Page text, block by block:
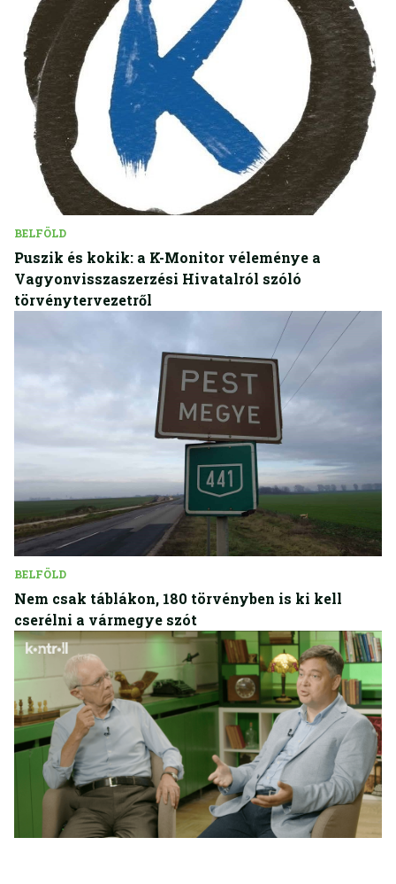
BELFÖLD
Puszik és kokik: a K-Monitor véleménye a
Vagyonvisszaszerzési Hivatalról szóló
törvénytervezetről
BELFÖLD
Nem csak táblákon, 180 törvényben is ki kell
cserélni a vármegye szót